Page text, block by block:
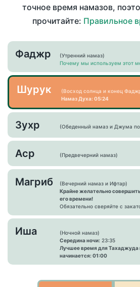
точное время намазов,
прочитайте: Правильное
Фаджр
(Утренний намаз)
Почему мы используем этот
Шурук
(Восход солнца и конец
Намаз Духа: 05:24
Зухр (Обеденный намаз и Джума
Аср (Предвечерний намаз)
Магриб
(Вечерний намаз и Ифтар)
Крайне желательно
его времени!
Обязательно сверяйте с
Иша
(Ночной намаз)
Середина ночи: 23:35
Лучшее время для Тахаджуда
начинается: 01:00